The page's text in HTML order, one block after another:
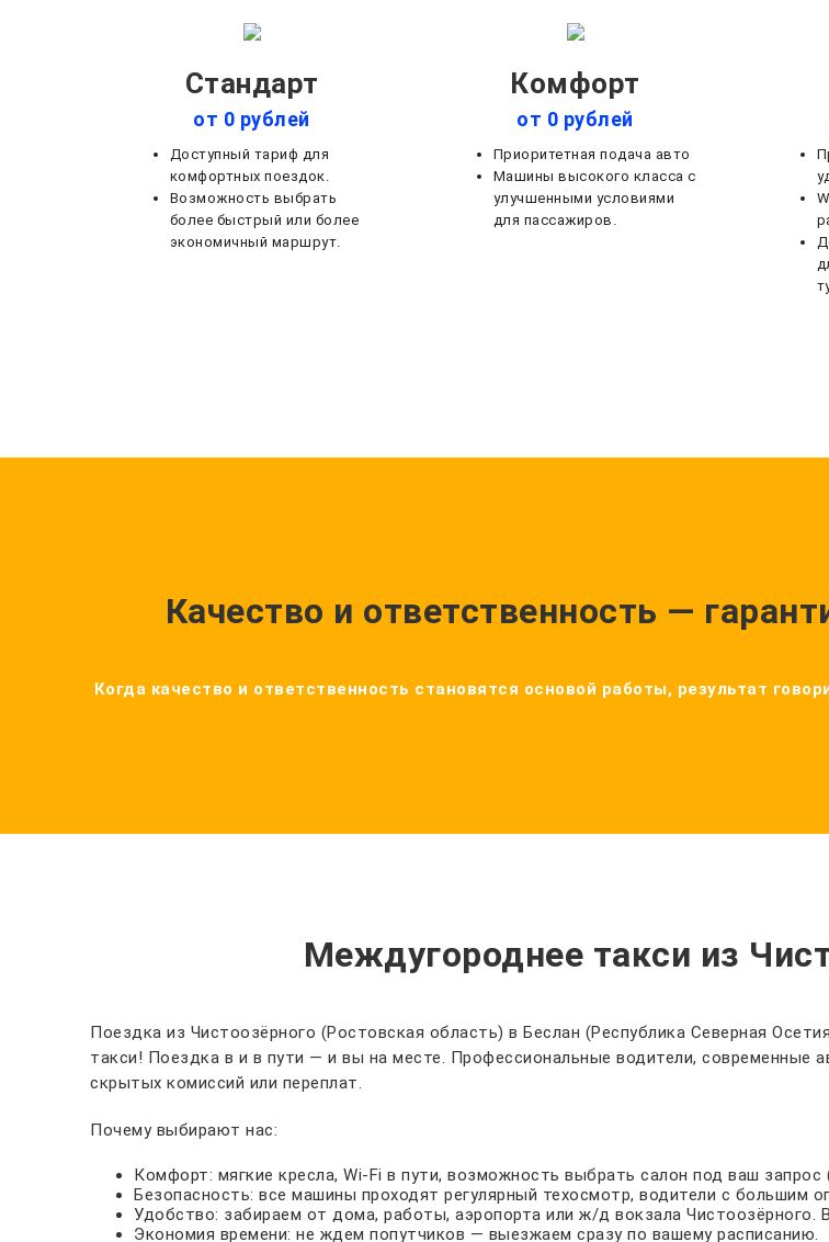
Стандарт
от 0 рублей
Доступный тариф для
комфортных поездок.
Возможность выбрать
более быстрый или более
экономичный маршрут.
Комфорт
от 0 рублей
Приоритетная подача авто
Машины высокого класса с
улучшенными условиями
для пассажиров.
Качество и ответственность —
Когда качество и ответственность становятся основой работы, результат
Междугороднее такси из
Поездка из Чистоозёрного (Ростовская область) в Беслан (Республика Северная
такси! Поездка в и в пути — и вы на месте. Профессиональные водители, современные
скрытых комиссий или переплат.
Почему выбирают нас:
Комфорт: мягкие кресла, Wi-Fi в пути, возможность выбрать салон под ваш
Безопасность: все машины проходят регулярный техосмотр, водители с большим
Удобство: забираем от дома, работы, аэропорта или ж/д вокзала Чистоозёрного.
Экономия времени: не ждем попутчиков — выезжаем сразу по вашему расписанию.